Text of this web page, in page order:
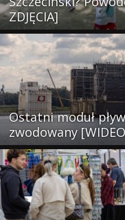
ZDJĘCIA]
Ostatni moduł
zwodowany